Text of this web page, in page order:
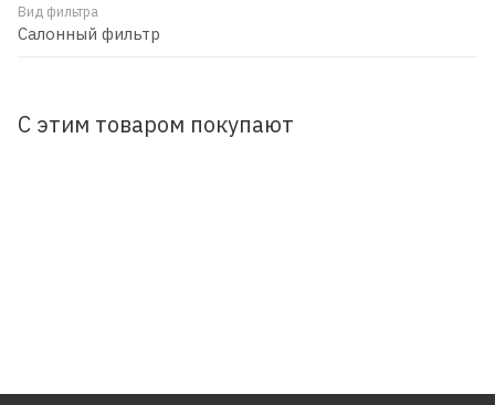
Вид фильтра
Салонный фильтр
С этим товаром покупают